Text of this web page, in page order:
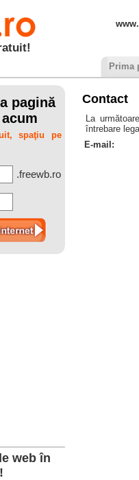
www.
Prima
Contact
La
întrebare
E-mail:
pagină
spaţiu pe
.freewb.ro
web în